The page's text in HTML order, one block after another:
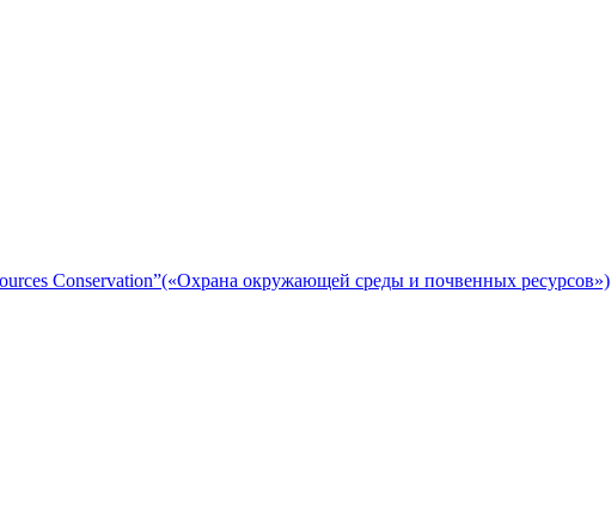
Conservation”(«Охрана окружающей среды и почвенных ресурсов»)